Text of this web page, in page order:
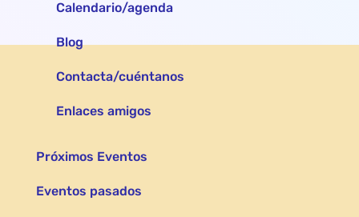
Calendario/agenda
Blog
Contacta/cuéntanos
Enlaces amigos
Próximos Eventos
Eventos pasados